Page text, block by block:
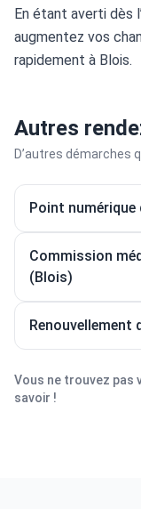
En étant averti dès
augmentez vos
rapidement à Blois.
Autres
D’autres démarches
Point
Commission
(Blois)
Renouvellement
Vous ne trouvez pas
savoir !